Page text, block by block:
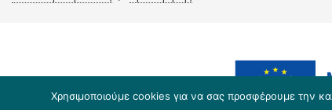
Χρησιμοποιούμε cookies για να σας προσφέρουμε την